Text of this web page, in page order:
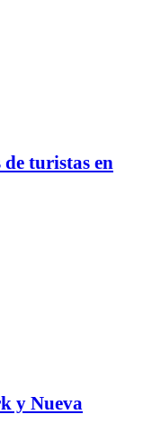
turistas en
y Nueva